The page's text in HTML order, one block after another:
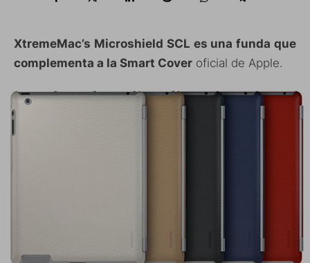
XtremeMac’s Microshield SCL es una funda que
complementa a la Smart Cover oficial de Apple.